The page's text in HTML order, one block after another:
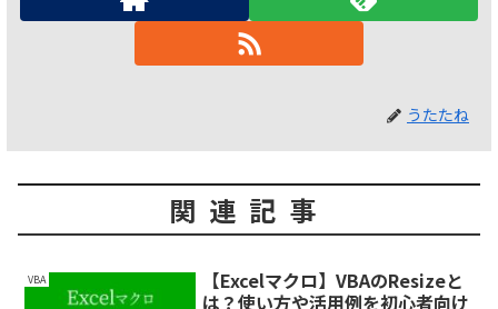
うたたね
関連記事
VBA
【Excelマクロ】VBAのResizeと
は？使い方や活用例を初心者向け